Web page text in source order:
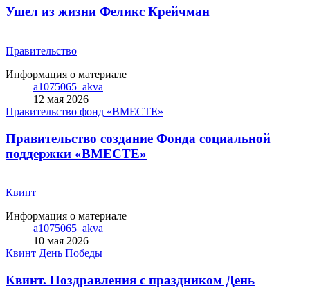
Ушел из жизни Феликс Крейчман
Правительство
Информация о материале
a1075065_akva
12 мая 2026
Правительство фонд «ВМЕСТЕ»
Правительство создание Фонда социальной
поддержки «ВМЕСТЕ»
Квинт
Информация о материале
a1075065_akva
10 мая 2026
Квинт День Победы
Квинт. Поздравления с праздником День